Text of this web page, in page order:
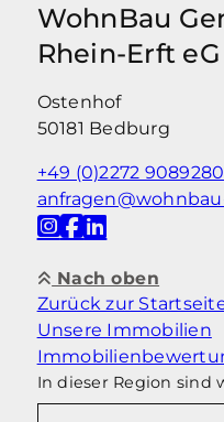
WohnBau
Rhein-Erft eG
Ostenhof
50181 Bedburg
+49 (0)2272 9089280
In dieser Region sind
Nach oben
Zurück zur
Unsere Immobilien